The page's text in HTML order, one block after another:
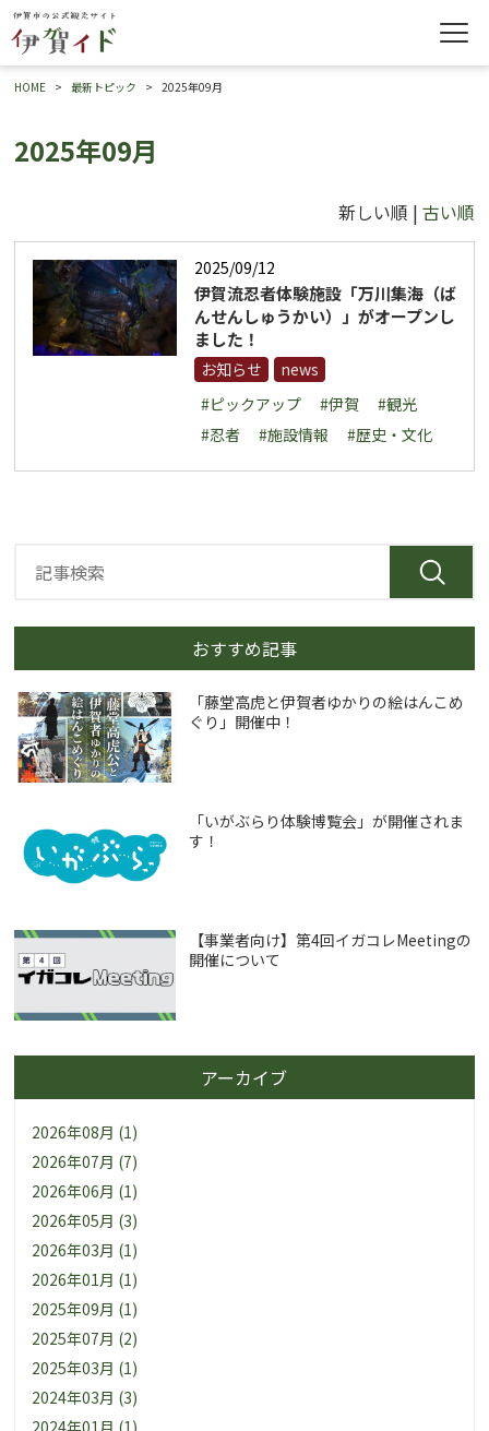
HOME 最新トピック 2025年09月
2025年09月
新しい順 | 古い順
2025/09/12
伊賀流忍者体験施設「万川集海（ば
んせんしゅうかい）」がオープンし
ました！
お知らせ
news
#ピックアップ
#伊賀
#観光
#忍者
#施設情報 #歴史・文化
おすすめ記事
「藤堂高虎と伊賀者ゆかりの絵はんこめ
ぐり」開催中！
「いがぶらり体験博覧会」が開催されま
す！
【事業者向け】第4回イガコレMeetingの
開催について
アーカイブ
2026年08月 (1)
2026年07月 (7)
2026年06月 (1)
2026年05月 (3)
2026年03月 (1)
2026年01月 (1)
2025年09月 (1)
2025年07月 (2)
2025年03月 (1)
2024年03月 (3)
2024年01月 (1)